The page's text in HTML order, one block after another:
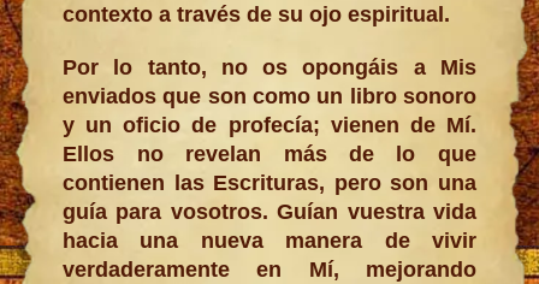
contexto a través de su ojo espiritual.
Por lo tanto, no os opongáis a Mis
enviados que son como un libro sonoro
y un oficio de profecía; vienen de Mí.
Ellos no revelan más de lo que
contienen las Escrituras, pero son una
guía para vosotros. Guían vuestra vida
hacia una nueva manera de vivir
verdaderamente en Mí, mejorando